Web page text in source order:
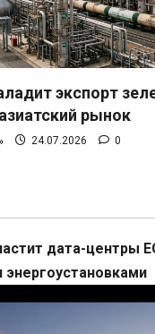
экспорт
рынок
24.07.2026 0
дата-центры